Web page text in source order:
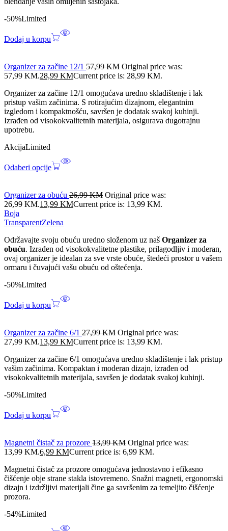
-50%Limited
Dodaj u korpu
Organizer za začine 12/1 57,99KM Original price was:
57,99 KM.28,99 KMCurrent price is: 28,99 KM.
Organizer za začine 12/1 omogućava uredno skladištenje i lak
pristup vašim začinima. S rotirajućim dizajnom, elegantnim
izgledom i kompaktnošću, savršen je dodatak svakoj kuhinji.
Izrađen od visokokvalitetnih materijala, osigurava dugotrajnu
upotrebu.
AkcijaLimited
Odaberi opcije
Organizer za obuću 26,99KM Original price was:
26,99 KM.13,99 KMCurrent price is: 13,99 KM.
Boja
TransparentZelena
Održavajte svoju obuću uredno složenom uz naš Organizer za
obuću. Izrađen od visokokvalitetne plastike, prilagodljiv i moderan,
ovaj organizer je idealan za sve vrste obuće, štedeći prostor u vašem
ormaru i čuvajući vašu obuću od oštećenja.
-50%Limited
Dodaj u korpu
Organizer za začine 6/1 27,99KM Original price was:
27,99 KM.13,99 KMCurrent price is: 13,99 KM.
Organizer za začine 6/1 omogućava uredno skladištenje i lak pristup
vašim začinima. Kompaktan i moderan dizajn, izrađen od
visokokvalitetnih materijala, savršen je dodatak svakoj kuhinji.
-50%Limited
Dodaj u korpu
Magnetni čistač za prozore 13,99KM Original price was:
13,99 KM.6,99 KMCurrent price is: 6,99 KM.
Magnetni čistač za prozore omogućava jednostavno i efikasno
čišćenje obje strane stakla istovremeno. Snažni magneti, ergonomski
dizajn i izdržljivi materijali čine ga savršenim za temeljito čišćenje
prozora.
-54%Limited